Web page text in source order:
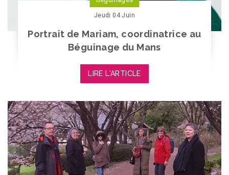
Jeudi 04 Juin
Portrait de Mariam, coordinatrice au
Béguinage du Mans
LIRE L'ARTICLE